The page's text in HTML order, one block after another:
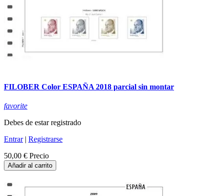
FILOBER Color ESPAÑA 2018 parcial sin montar
favorite
Debes de estar registrado
Entrar| Registrarse
50,00 € Precio
Añadir al carrito